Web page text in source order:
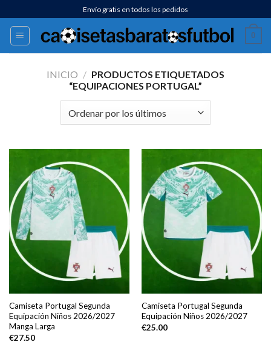
al
contenido
Envío gratis en todos los pedidos
0
INICIO / PRODUCTOS ETIQUETADOS
“EQUIPACIONES PORTUGAL”
Camiseta Portugal Segunda
Equipación Niños 2026/2027
Manga Larga
€27.50
Camiseta Portugal Segunda
Equipación Niños 2026/2027
€25.00